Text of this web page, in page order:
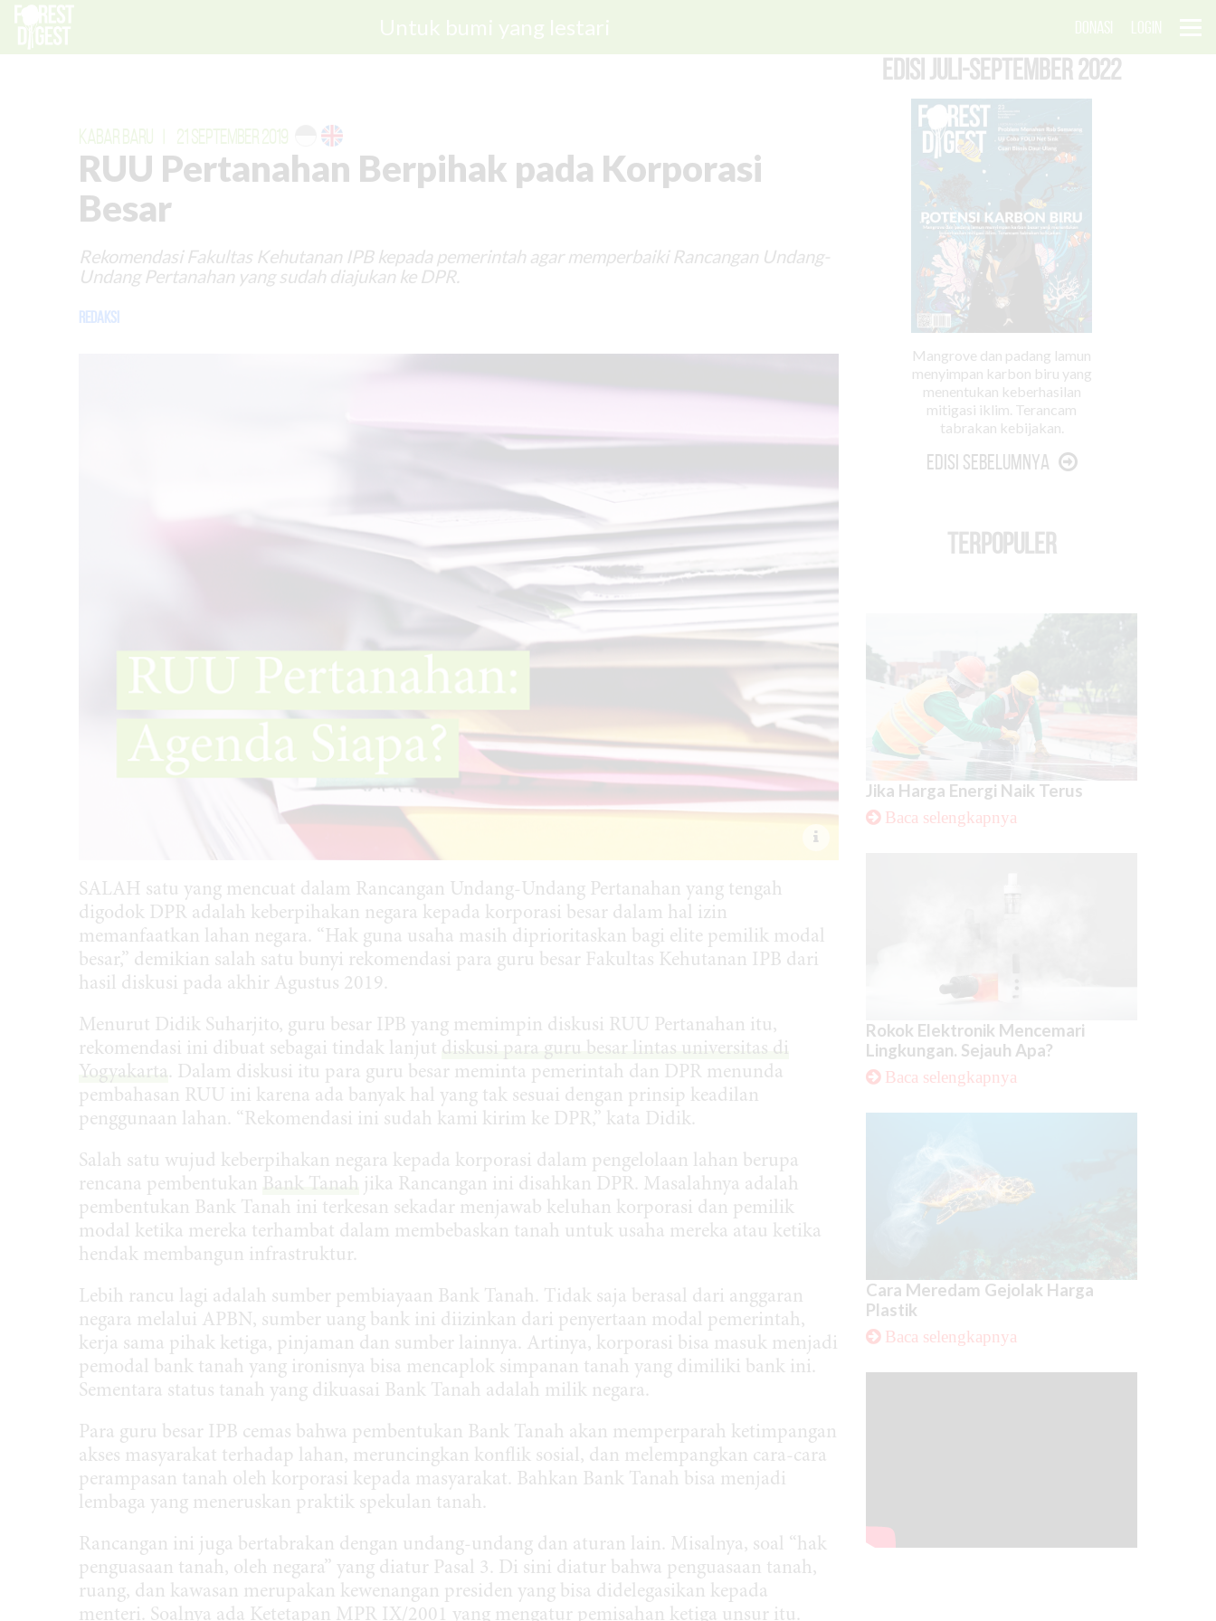
Untuk bumi yang lestari DONASI LOGIN
KABAR BARU 21 SEPTEMBER 2019
RUU Pertanahan Berpihak pada Korporasi
Besar
Rekomendasi Fakultas Kehutanan IPB kepada pemerintah agar memperbaiki Rancangan Undang-
Undang Pertanahan yang sudah diajukan ke DPR.
Redaksi
SALAH satu yang mencuat dalam Rancangan Undang-Undang Pertanahan yang tengah
digodok DPR adalah keberpihakan negara kepada korporasi besar dalam hal izin
memanfaatkan lahan negara. “Hak guna usaha masih diprioritaskan bagi elite pemilik modal
besar,” demikian salah satu bunyi rekomendasi para guru besar Fakultas Kehutanan IPB dari
hasil diskusi pada akhir Agustus 2019.
Menurut Didik Suharjito, guru besar IPB yang memimpin diskusi RUU Pertanahan itu,
rekomendasi ini dibuat sebagai tindak lanjut diskusi para guru besar lintas universitas di
Yogyakarta. Dalam diskusi itu para guru besar meminta pemerintah dan DPR menunda
pembahasan RUU ini karena ada banyak hal yang tak sesuai dengan prinsip keadilan
penggunaan lahan. “Rekomendasi ini sudah kami kirim ke DPR,” kata Didik.
Salah satu wujud keberpihakan negara kepada korporasi dalam pengelolaan lahan berupa
rencana pembentukan Bank Tanah jika Rancangan ini disahkan DPR. Masalahnya adalah
pembentukan Bank Tanah ini terkesan sekadar menjawab keluhan korporasi dan pemilik
modal ketika mereka terhambat dalam membebaskan tanah untuk usaha mereka atau ketika
hendak membangun infrastruktur.
Lebih rancu lagi adalah sumber pembiayaan Bank Tanah. Tidak saja berasal dari anggaran
negara melalui APBN, sumber uang bank ini diizinkan dari penyertaan modal pemerintah,
kerja sama pihak ketiga, pinjaman dan sumber lainnya. Artinya, korporasi bisa masuk menjadi
pemodal bank tanah yang ironisnya bisa mencaplok simpanan tanah yang dimiliki bank ini.
Sementara status tanah yang dikuasai Bank Tanah adalah milik negara.
Para guru besar IPB cemas bahwa pembentukan Bank Tanah akan memperparah ketimpangan
akses masyarakat terhadap lahan, meruncingkan konflik sosial, dan melempangkan cara-cara
perampasan tanah oleh korporasi kepada masyarakat. Bahkan Bank Tanah bisa menjadi
lembaga yang meneruskan praktik spekulan tanah.
Rancangan ini juga bertabrakan dengan undang-undang dan aturan lain. Misalnya, soal “hak
penguasaan tanah, oleh negara” yang diatur Pasal 3. Di sini diatur bahwa penguasaan tanah,
ruang, dan kawasan merupakan kewenangan presiden yang bisa didelegasikan kepada
menteri. Soalnya ada Ketetapan MPR IX/2001 yang mengatur pemisahan ketiga unsur itu.
EDISI Juli-September 2022
Mangrove dan padang lamun
menyimpan karbon biru yang
menentukan keberhasilan
mitigasi iklim. Terancam
tabrakan kebijakan.
Edisi Sebelumnya
TERPOPULER
Jika Harga Energi Naik Terus
Baca selengkapnya
Rokok Elektronik Mencemari
Lingkungan. Sejauh Apa?
Baca selengkapnya
Cara Meredam Gejolak Harga
Plastik
Baca selengkapnya